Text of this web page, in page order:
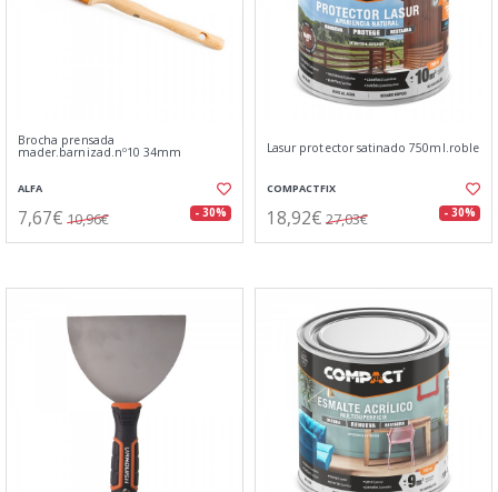
Brocha prensada
mader.barnizad.nº10 34mm
ALFA
7,67€ 10,96€ - 30%
Lasur protector satinado 750ml.roble
COMPACTFIX
18,92€ 27,03€ - 30%